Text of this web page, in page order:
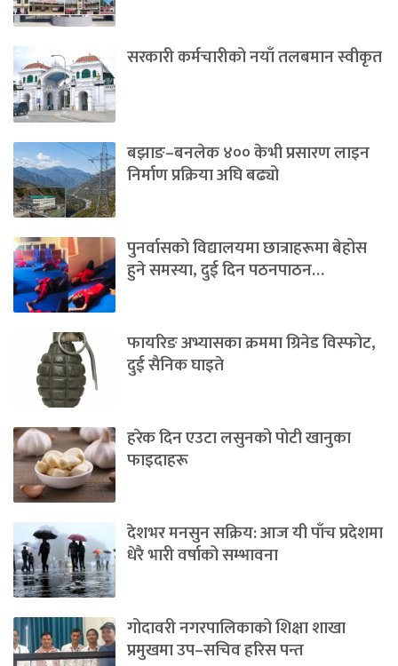
सरकारी कर्मचारीको नयाँ तलबमान स्वीकृत
बझाङ–बनलेक ४०० केभी प्रसारण लाइन
निर्माण प्रक्रिया अघि बढ्यो
पुनर्वासको विद्यालयमा छात्राहरूमा बेहोस
हुने समस्या, दुई दिन पठनपाठन…
फायरिङ अभ्यासका क्रममा ग्रिनेड विस्फोट,
दुई सैनिक घाइते
हरेक दिन एउटा लसुनको पोटी खानुका
फाइदाहरू
देशभर मनसुन सक्रिय: आज यी पाँच प्रदेशमा
धेरै भारी वर्षाको सम्भावना
गोदावरी नगरपालिकाको शिक्षा शाखा
प्रमुखमा उप–सचिव हरिस पन्त